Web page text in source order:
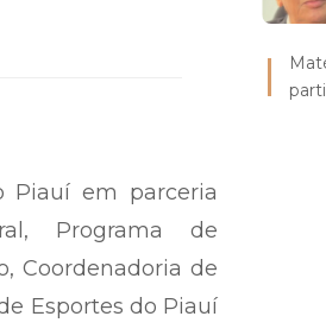
Piauí em parceria
Programa de
Coordenadoria de
Esportes do Piauí